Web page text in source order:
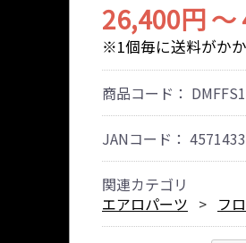
26,400円 ～
※1個毎に送料がかか
商品コード：
JANコード：
関連カテゴリ
エアロパーツ
フ